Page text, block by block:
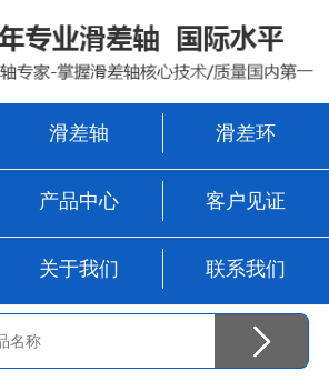
滑差轴 滑差环
产品中心 客户见证
关于我们 联系我们